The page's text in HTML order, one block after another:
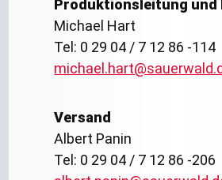
Produktionsleitung und
Michael Hart
Tel: 0 29 04 / 7 12 86 -114
Versand
Albert Panin
Tel: 0 29 04 / 7 12 86 -206